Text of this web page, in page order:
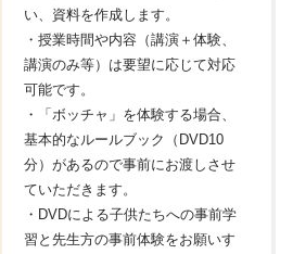
い、資料を作成します。
・授業時間や内容（講演＋体験、
講演のみ等）は要望に応じて対応
可能です。
・「ボッチャ」を体験する場合、
基本的なルールブック（DVD10
分）があるので事前にお渡しさせ
ていただきます。
・DVDによる子供たちへの事前学
習と先生方の事前体験をお願いす